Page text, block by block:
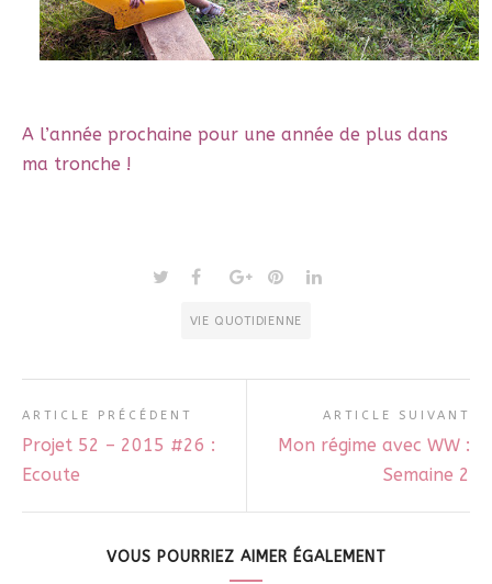
A l’année prochaine pour une année de plus dans
ma tronche !
VIE QUOTIDIENNE
ARTICLE PRÉCÉDENT
Projet 52 – 2015 #26 :
Ecoute
ARTICLE SUIVANT
Mon régime avec WW :
Semaine 2
VOUS POURRIEZ AIMER ÉGALEMENT